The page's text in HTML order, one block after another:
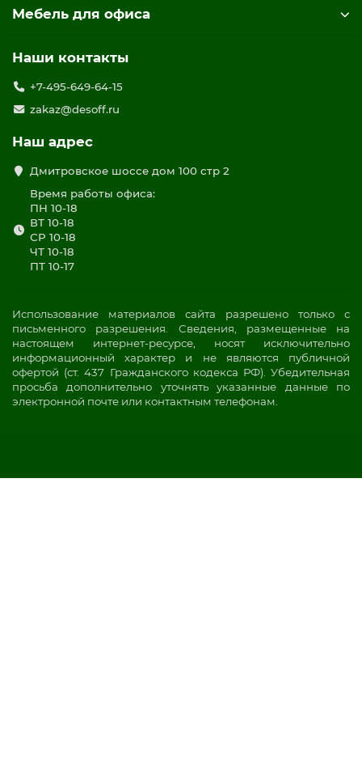
Мебель для офиса
Наши контакты
+7-495-649-64-15
zakaz@desoff.ru
Наш адрес
Дмитровское шоссе дом 100 стр 2
Время работы офиса:
ПН 10-18
ВТ 10-18
СР 10-18
ЧТ 10-18
ПТ 10-17
Использование материалов сайта разрешено только с
письменного разрешения. Сведения, размещенные на
настоящем интернет-ресурсе, носят исключительно
информационный характер и не являются публичной
офертой (ст. 437 Гражданского кодекса РФ). Убедительная
просьба дополнительно уточнять указанные данные по
электронной почте или контактным телефонам.